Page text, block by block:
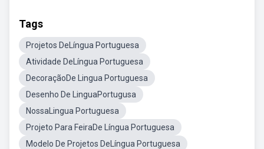
Tags
Projetos DeLíngua Portuguesa
Atividade DeLíngua Portuguesa
DecoraçãoDe Lingua Portuguesa
Desenho De LinguaPortugusa
NossaLingua Portuguesa
Projeto Para FeiraDe Língua Portuguesa
Modelo De Projetos DeLíngua Portuguesa